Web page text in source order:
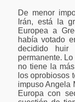
De menor
Irán, está la
Europea a
había votado
decidido
permanente.
no tiene la
los oprobiosos
impuso Angela
Europa con